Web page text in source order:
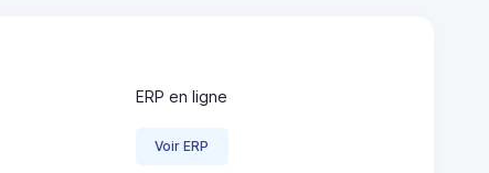
ERP en ligne
Voir ERP